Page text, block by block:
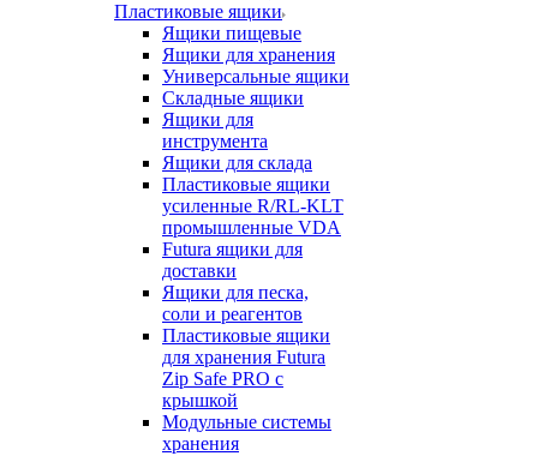
Пластиковые ящики
Ящики пищевые
Ящики для хранения
Универсальные ящики
Складные ящики
Ящики для
инструмента
Ящики для склада
Пластиковые ящики
усиленные R/RL-KLT
промышленные VDA
Futura ящики для
доставки
Ящики для песка,
соли и реагентов
Пластиковые ящики
для хранения Futura
Zip Safe PRO с
крышкой
Модульные системы
хранения